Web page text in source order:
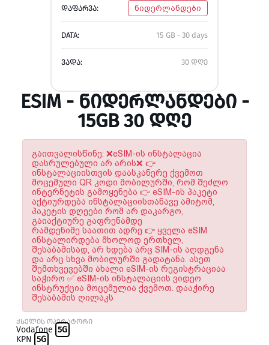
ᲓᲐᲤᲐᲠᲕᲐ: ნიდერლანდები
DATA: 15 GB - 30 days
ᲕᲐᲓᲐ: 30 დღე
ESIM - ᲜᲘᲓᲔᲠᲚᲐᲜᲓᲔᲑᲘ -
15GB 30 ᲓᲦᲔ
გაითვალისწინე: ❌eSIM-ის ინსტალაცია
დასრულებული არ არის❌ 👉
ინსტალაციისთვის დაასკანერე ქვემოთ
მოცემული QR კოდი მობილურში, რომ შეძლო
ინტერნეტის გამოყენება 👉 eSIM-ის პაკეტი
აქტიურდება ინსტალაციისთანავე ამიტომ,
პაკეტის დღეები რომ არ დაკარგო,
გაიაქტიურე გაფრენამდე
რამდენიმე საათით ადრე 👉 ყველა eSIM
ინსტალირდება მხოლოდ ერთხელ,
შესაბამისად, არ ხდება არც SIM-ის აღდგენა
და არც სხვა მობილურში გადატანა. ასეთ
შემთხვევებში ახალი eSIM-ის რეგისტრაციაა
საჭირო ✅ eSIM-ის ინსტალაციის ვიდეო
ინსტრუქცია მოცემულია ქვემოთ. დააჭირე
შესაბამის ღილაკს
ქსელის ოპერატორი
Vodafone 5G
KPN 5G